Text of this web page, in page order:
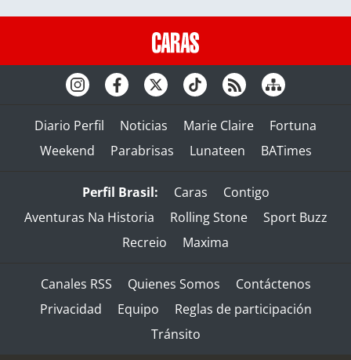
Diario Perfil Noticias Marie Claire
Fortuna
Weekend
Parabrisas Lunateen BATimes
Perfil Brasil: Caras
Contigo
Aventuras Na Historia
Rolling Stone
Sport Buzz
Recreio
Maxima
Canales RSS Quienes Somos
Contáctenos
Privacidad
Equipo
Reglas de participación
Tránsito